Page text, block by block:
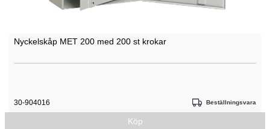
Nyckelskåp MET 200 med 200 st krokar
30-904016 Beställningsvara
Köp